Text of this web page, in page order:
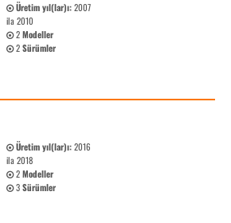
Üretim yıl(lar)ı:2007
ila 2010
2Modeller
2Sürümler
Üretim yıl(lar)ı:2016
ila 2018
2Modeller
3Sürümler